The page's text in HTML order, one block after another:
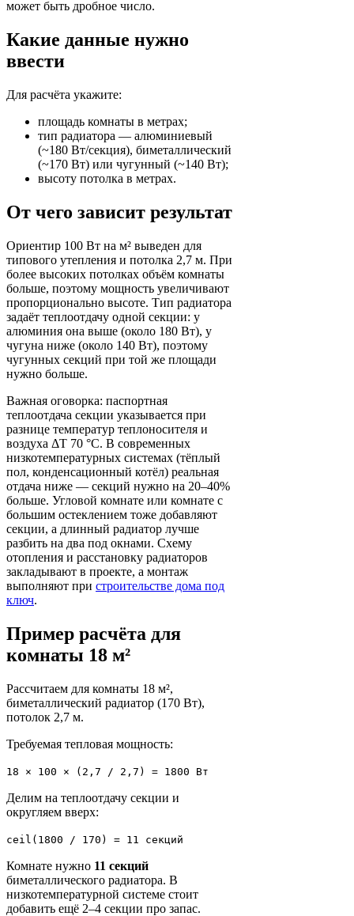
может быть дробное число.
Какие данные нужно
ввести
Для расчёта укажите:
площадь комнаты в метрах;
тип радиатора — алюминиевый
(~180 Вт/секция), биметаллический
(~170 Вт) или чугунный (~140 Вт);
высоту потолка в метрах.
От чего зависит результат
Ориентир 100 Вт на м² выведен для
типового утепления и потолка 2,7 м. При
более высоких потолках объём комнаты
больше, поэтому мощность увеличивают
пропорционально высоте. Тип радиатора
задаёт теплоотдачу одной секции: у
алюминия она выше (около 180 Вт), у
чугуна ниже (около 140 Вт), поэтому
чугунных секций при той же площади
нужно больше.
Важная оговорка: паспортная
теплоотдача секции указывается при
разнице температур теплоносителя и
воздуха ΔT 70 °C. В современных
низкотемпературных системах (тёплый
пол, конденсационный котёл) реальная
отдача ниже — секций нужно на 20–40%
больше. Угловой комнате или комнате с
большим остеклением тоже добавляют
секции, а длинный радиатор лучше
разбить на два под окнами. Схему
отопления и расстановку радиаторов
закладывают в проекте, а монтаж
выполняют при строительстве дома под
ключ.
Пример расчёта для
комнаты 18 м²
Рассчитаем для комнаты 18 м²,
биметаллический радиатор (170 Вт),
потолок 2,7 м.
Требуемая тепловая мощность:
18 × 100 × (2,7 / 2,7) = 1800 Вт
Делим на теплоотдачу секции и
округляем вверх:
ceil(1800 / 170) = 11 секций
Комнате нужно 11 секций
биметаллического радиатора. В
низкотемпературной системе стоит
добавить ещё 2–4 секции про запас.